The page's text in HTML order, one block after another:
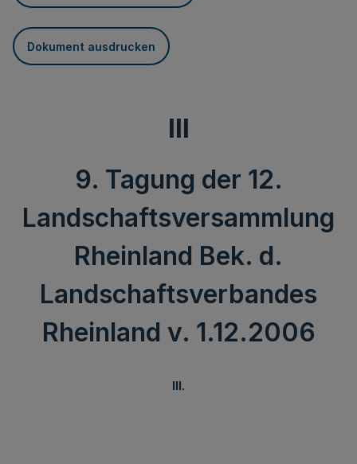
Dokument ausdrucken
III
9. Tagung der 12.
Landschaftsversammlung
Rheinland Bek. d.
Landschaftsverbandes
Rheinland v. 1.12.2006
III.